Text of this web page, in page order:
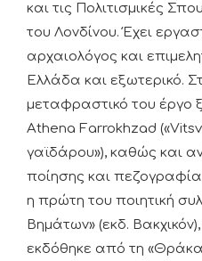
και τις Πολιτισμικές
του Λονδίνου. Έχει
αρχαιολόγος και
Ελλάδα και εξωτερικό.
μεταφραστικό του έργο
Athena Farrokhzad
γαϊδάρου»), καθώς και
ποίησης και
η πρώτη του ποιητική
Βημάτων» (εκδ.
εκδόθηκε από τη